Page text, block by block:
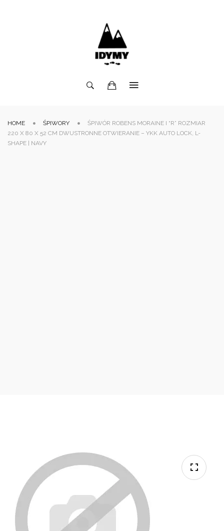
HOME ŚPIWORY
ŚPIWÓR ROBENS MORAINE I “R” ROZMIAR
220 X 80 X 52 CM DWUSTRONNE OTWIERANIE – YKK AUTO LOCK, L-
SHAPE | NAVY